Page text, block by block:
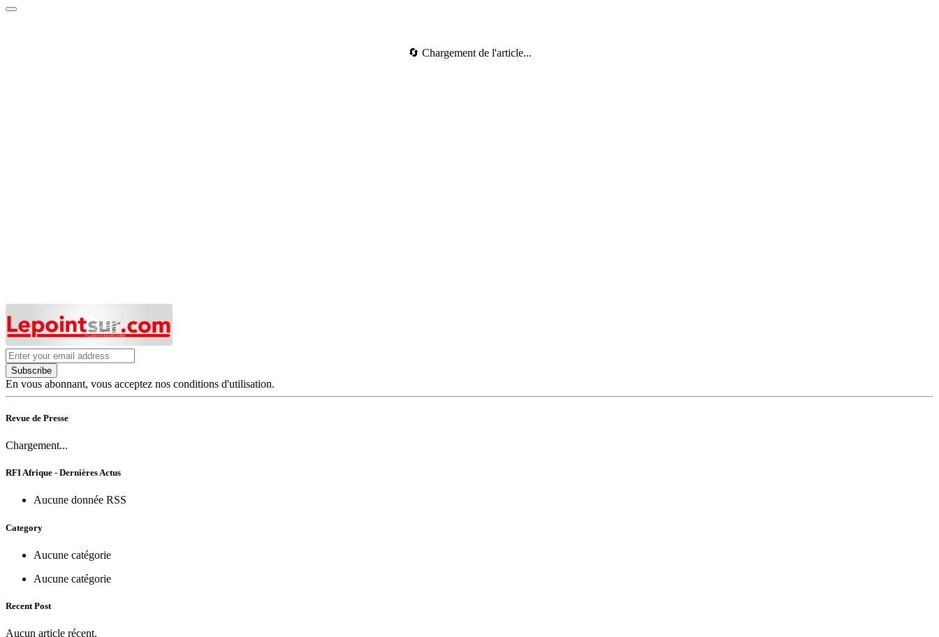
🔄 Chargement de l'article...
Subscribe
En vous abonnant, vous acceptez nos conditions d'utilisation.
Revue de Presse
Chargement...
RFI Afrique - Dernières Actus
Aucune donnée RSS
Category
Aucune catégorie
Aucune catégorie
Recent Post
Aucun article récent.